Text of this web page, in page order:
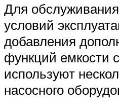
Для
условий
добавления
функций емкости
используют
насосного